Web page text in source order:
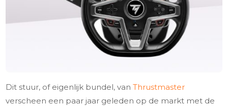
Dit stuur, of eigenlijk bundel, vanThrustmaster
verscheen een paar jaar geleden op de markt met de